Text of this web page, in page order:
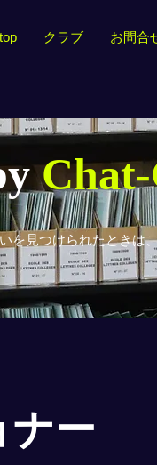
クラブ お問合
を見つけられたときは
ナー